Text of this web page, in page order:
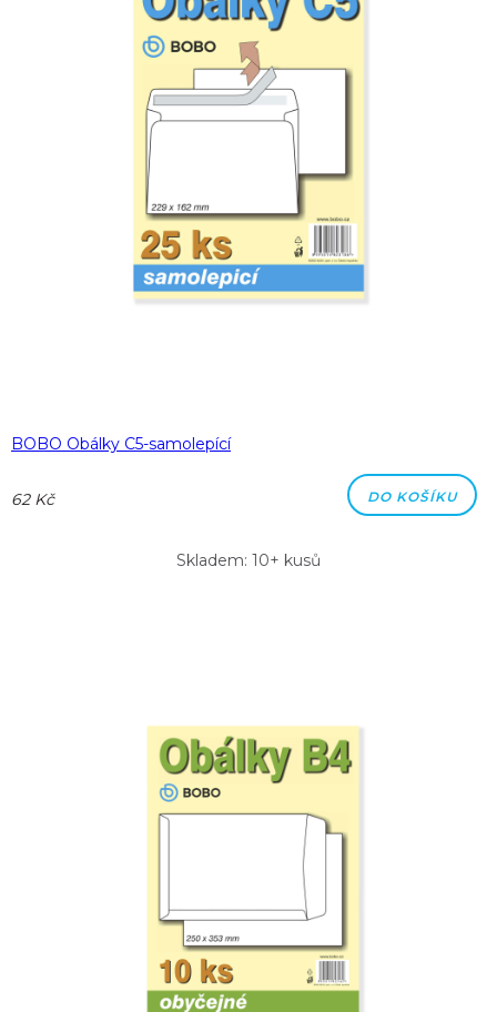
BOBO Obálky C5-samolepící
62 Kč DO KOŠÍKU
Skladem: 10+ kusů